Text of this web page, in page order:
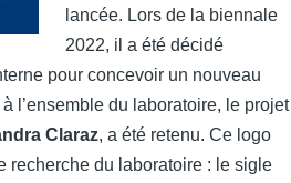
lancée. Lors de la biennale
2022, il a été décidé
pour concevoir un nouveau
l’ensemble du laboratoire, le projet
Claraz, a été retenu. Ce logo
recherche du laboratoire : le sigle